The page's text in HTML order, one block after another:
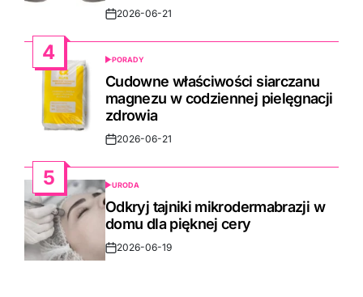
Post2026-06-21
4
POSTED
IN
PORADY
Cudowne właściwości siarczanu
magnezu w codziennej pielęgnacji
zdrowia
Post2026-06-21
5
POSTED
IN
URODA
Odkryj tajniki mikrodermabrazji w
domu dla pięknej cery
Post2026-06-19